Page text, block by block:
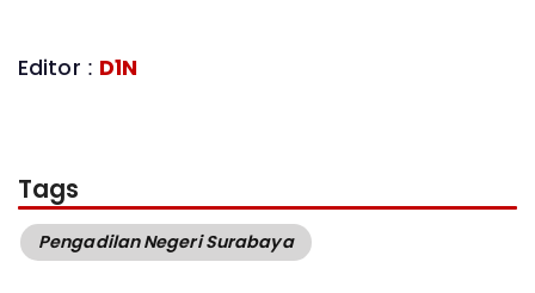
Editor : D1N
Tags
Pengadilan Negeri Surabaya